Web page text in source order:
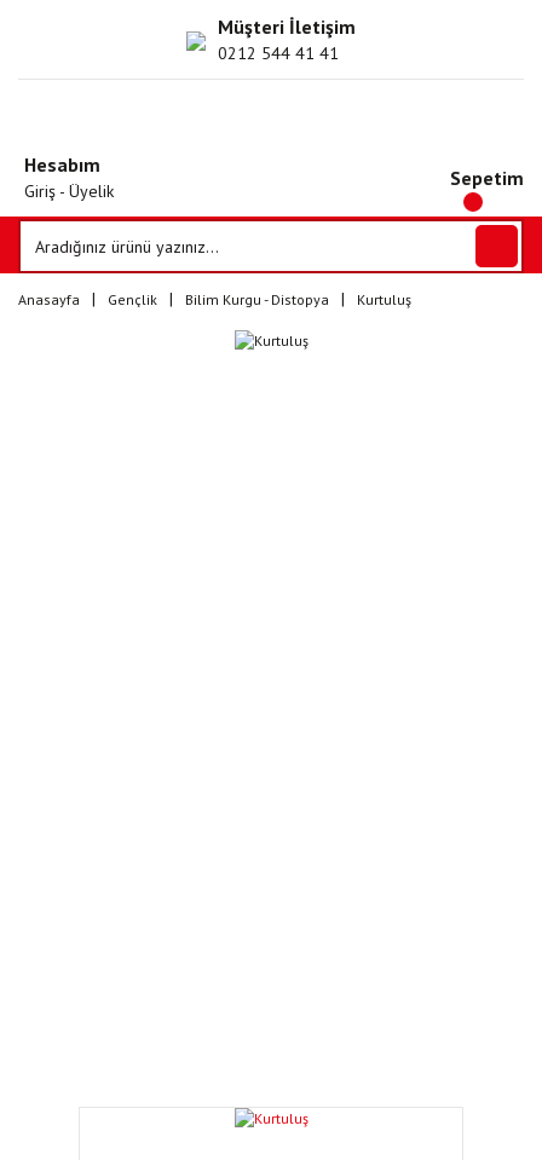
Müşteri İletişim
0212 544 41 41
Hesabım
Giriş - Üyelik
Sepetim
Anasayfa Gençlik Bilim Kurgu - Distopya Kurtuluş